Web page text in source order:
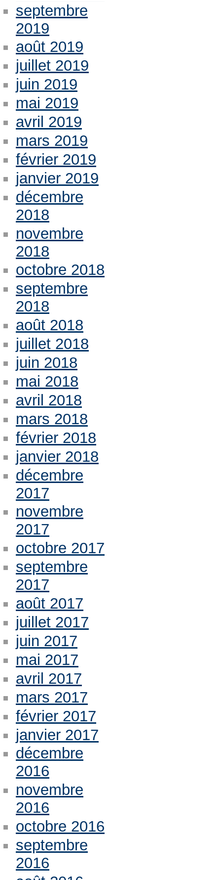
septembre
2019
août 2019
juillet 2019
juin 2019
mai 2019
avril 2019
mars 2019
février 2019
janvier 2019
décembre
2018
novembre
2018
octobre 2018
septembre
2018
août 2018
juillet 2018
juin 2018
mai 2018
avril 2018
mars 2018
février 2018
janvier 2018
décembre
2017
novembre
2017
octobre 2017
septembre
2017
août 2017
juillet 2017
juin 2017
mai 2017
avril 2017
mars 2017
février 2017
janvier 2017
décembre
2016
novembre
2016
octobre 2016
septembre
2016